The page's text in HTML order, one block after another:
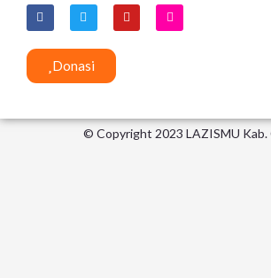
F
a
c
e
o
T
w
i
t
e
r
Y
o
u
I
n
s
Donasi
© Copyright 2023 LAZISMU Kab.